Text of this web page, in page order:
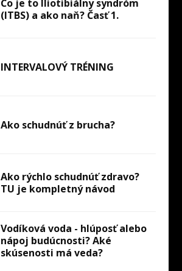
Čo je to Iliotibiálny syndróm
(ITBS) a ako naň? Časť 1.
INTERVALOVÝ TRÉNING
Ako schudnúť z brucha?
Ako rýchlo schudnúť zdravo?
TU je kompletný návod
Vodíková voda - hlúposť alebo
nápoj budúcnosti? Aké
skúsenosti má veda?